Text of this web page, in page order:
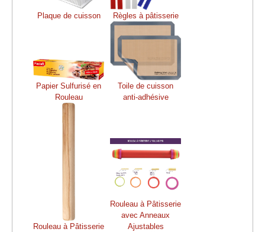
Plaque de cuisson Règles à pâtisserie
Papier Sulfurisé en
Rouleau
Toile de cuisson
anti-adhésive
Rouleau à Pâtisserie
Rouleau à Pâtisserie
avec Anneaux
Ajustables